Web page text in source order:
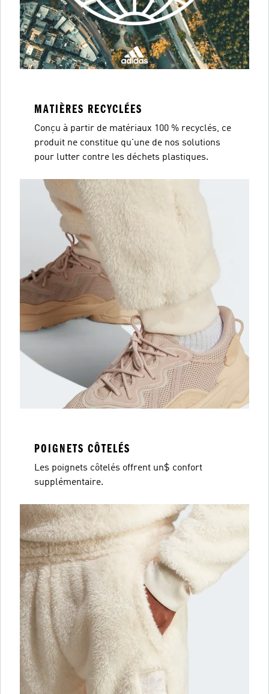
MATIÈRES RECYCLÉES
Conçu à partir de matériaux 100 % recyclés, ce
produit ne constitue qu'une de nos solutions
pour lutter contre les déchets plastiques.
POIGNETS CÔTELÉS
Les poignets côtelés offrent un$ confort
supplémentaire.